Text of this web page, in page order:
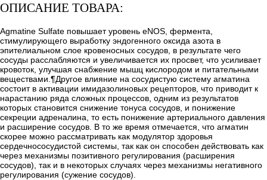
ОПИСАНИЕ ТОВАРА:
Agmatine Sulfate повышает уровень eNOS, фермента,
стимулирующего выработку эндогенного оксида азота в
эпителиальном слое кровеносных сосудов, в результате чего
сосуды расслабляются и увеличивается их просвет, что усиливает
кровоток, улучшая снабжение мышц кислородом и питательными
веществами.¶Другое влияние на сосудистую систему агматина
состоит в активации имидазолиновых рецепторов, что приводит к
нарастанию ряда сложных процессов, одним из результатов
которых становится снижение тонуса сосудов, и понижение
секреции адреналина, то есть понижение артериального давления
и расширение сосудов. В то же время отмечается, что агматин
скорее можно рассматривать как модулятор здоровья
сердечнососудистой системы, так как он способен действовать как
через механизмы позитивного регулирования (расширения
сосудов), так и в некоторых случаях через механизмы негативного
регулирования (сужение сосудов).